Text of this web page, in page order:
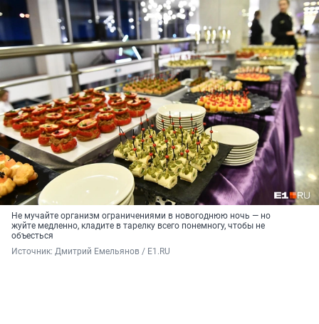
Не мучайте организм ограничениями в новогоднюю ночь — но
жуйте медленно, кладите в тарелку всего понемногу, чтобы не
объесться
Источник: Дмитрий Емельянов / E1.RU